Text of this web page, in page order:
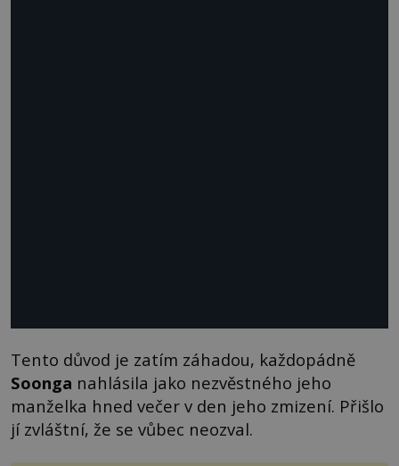
Tento důvod je zatím záhadou, každopádně
Soonga nahlásila jako nezvěstného jeho
manželka hned večer v den jeho zmizení. Přišlo
jí zvláštní, že se vůbec neozval.